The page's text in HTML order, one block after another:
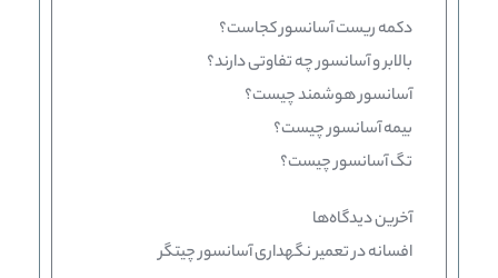
دکمه ریست آسانسور کجاست؟
بالابر و آسانسور چه تفاوتی دارند؟
آسانسور هوشمند چیست؟
بیمه آسانسور چیست؟
تگ آسانسور چیست؟
آخرین دیدگاه‌ها
افسانهدرتعمیر نگهداری آسانسور چیتگر